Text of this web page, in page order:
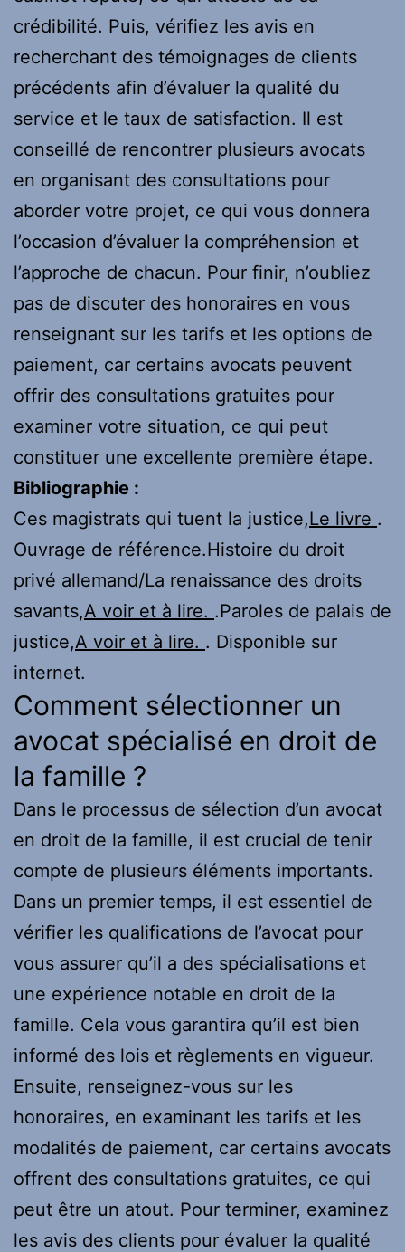
crédibilité. Puis, vérifiez les avis en
recherchant des témoignages de clients
précédents afin d’évaluer la qualité du
service et le taux de satisfaction. Il est
conseillé de rencontrer plusieurs avocats
en organisant des consultations pour
aborder votre projet, ce qui vous donnera
l’occasion d’évaluer la compréhension et
l’approche de chacun. Pour finir, n’oubliez
pas de discuter des honoraires en vous
renseignant sur les tarifs et les options de
paiement, car certains avocats peuvent
offrir des consultations gratuites pour
examiner votre situation, ce qui peut
constituer une excellente première étape.
Bibliographie :
Ces magistrats qui tuent la justice,Le livre .
Ouvrage de référence.Histoire du droit
privé allemand/La renaissance des droits
savants,A voir et à lire. .Paroles de palais de
justice,A voir et à lire. . Disponible sur
internet.
Comment sélectionner un
avocat spécialisé en droit de
la famille ?
Dans le processus de sélection d’un avocat
en droit de la famille, il est crucial de tenir
compte de plusieurs éléments importants.
Dans un premier temps, il est essentiel de
vérifier les qualifications de l’avocat pour
vous assurer qu’il a des spécialisations et
une expérience notable en droit de la
famille. Cela vous garantira qu’il est bien
informé des lois et règlements en vigueur.
Ensuite, renseignez-vous sur les
honoraires, en examinant les tarifs et les
modalités de paiement, car certains avocats
offrent des consultations gratuites, ce qui
peut être un atout. Pour terminer, examinez
les avis des clients pour évaluer la qualité